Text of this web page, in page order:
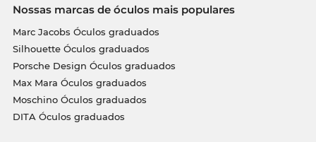
Nossas marcas de óculos mais populares
Marc Jacobs Óculos graduados
Silhouette Óculos graduados
Porsche Design Óculos graduados
Max Mara Óculos graduados
Moschino Óculos graduados
DITA Óculos graduados